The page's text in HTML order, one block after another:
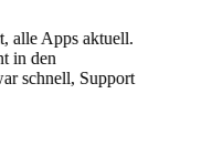
alle Apps aktuell.
in den
schnell, Support